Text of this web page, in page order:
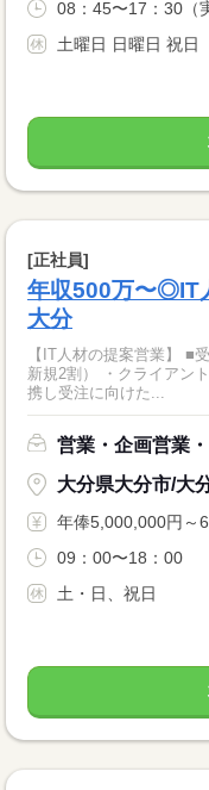
08：45〜17：30（
土曜日 日曜日 祝日
[正社員]
年収500万〜◎IT
大分
【IT人材の提案営業】 ■
新規2割） ・クライアン
携し受注に向けた...
営業・企画営業
大分県大分市/大
年俸5,000,000円～
09：00〜18：00
土・日、祝日